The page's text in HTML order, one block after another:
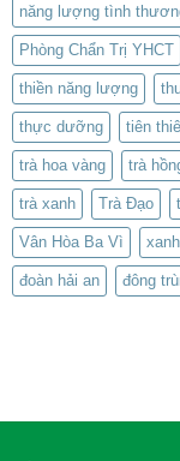
năng lượng tình
Phòng Chẩn Trị YHCT
thiền năng lượng
thực dưỡng tiên
trà hoa vàng trà
trà xanh Trà Đạo
Vân Hòa Ba Vì
đoàn hải an đông